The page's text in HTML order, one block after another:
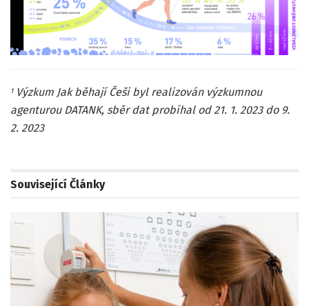
1Výzkum Jak běhají Češi byl realizován výzkumnou
agenturou DATANK, sběr dat probíhal od 21. 1. 2023 do 9.
2. 2023
Související Články